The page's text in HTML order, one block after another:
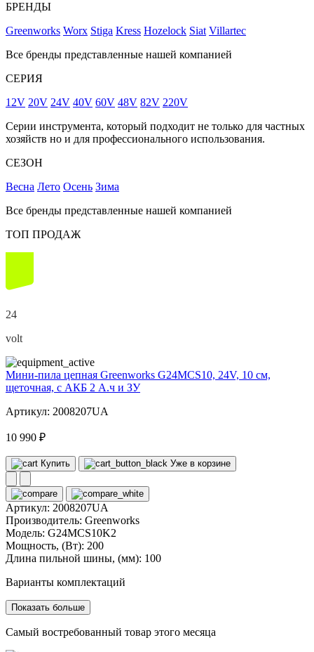
БРЕНДЫ
Greenworks Worx Stiga Kress Hozelock Siat Villartec
Все бренды представленные нашей компанией
СЕРИЯ
12V 20V 24V 40V 60V 48V 82V 220V
Серии инструмента, который подходит не только для частных
хозяйств но и для профессионального использования.
СЕЗОН
Весна Лето Осень Зима
Все бренды представленные нашей компанией
ТОП ПРОДАЖ
24
volt
Мини-пила цепная Greenworks G24MCS10, 24V, 10 см,
щеточная, с АКБ 2 А.ч и ЗУ
Артикул: 2008207UA
10 990 ₽
Купить Уже в корзине
Артикул: 2008207UA
Производитель: Greenworks
Модель: G24MCS10K2
Мощность, (Вт): 200
Длина пильной шины, (мм): 100
Варианты комплектаций
Показать больше
Самый востребованный товар этого месяца